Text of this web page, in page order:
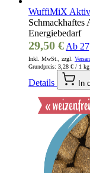
WuffiMiX
Energiebedarf
29,50 € Ab
Inkl. MwSt., zzgl.
Grundpreis: 3,28 € / 1 kg
Details In